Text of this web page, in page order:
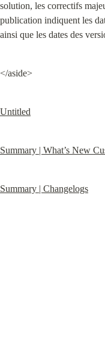
solution, les correctifs
publication indiquent les
ainsi que les dates des
</aside>
Untitled
Summary | What’s New
Summary | Changelogs